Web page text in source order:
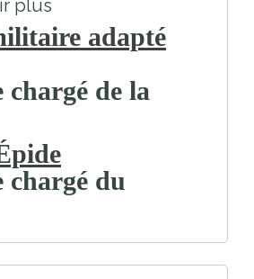
plus
adapté
de la
chargé du